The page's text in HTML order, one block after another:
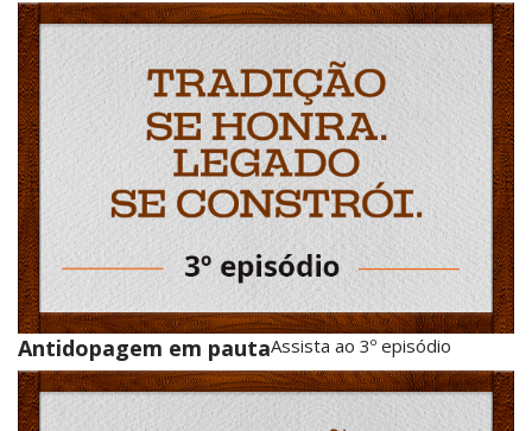
Antidopagem em pautaAssista ao 3º episódio